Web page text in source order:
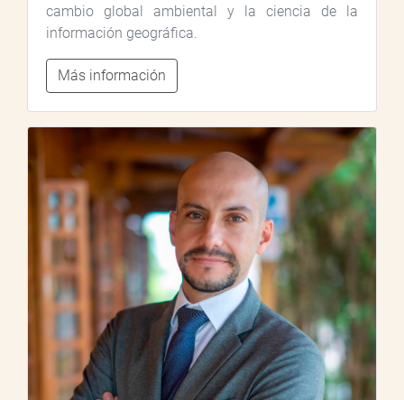
cambio global ambiental y la ciencia de la
información geográfica.
Más información